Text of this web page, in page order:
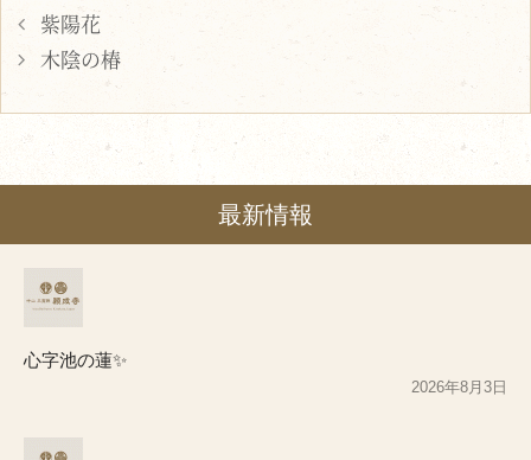
紫陽花
木陰の椿
最新情報
心字池の蓮✨
2026年8月3日